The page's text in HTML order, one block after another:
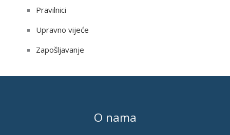
Pravilnici
Upravno vijeće
Zapošljavanje
O nama